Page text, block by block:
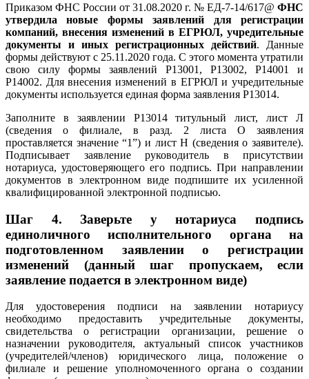
Приказом ФНС России от 31.08.2020 г. № ЕД-7-14/617@ ФНС
утвердила новые формы заявлений для регистрации
компаний, внесения изменений в ЕГРЮЛ, учредительные
документы и иных регистрационных действий. Данные
формы действуют с 25.11.2020 года. С этого момента утратили
свою силу формы заявлений Р13001, Р13002, Р14001 и
Р14002. Для внесения изменений в ЕГРЮЛ и учредительные
документы используется единая форма заявления Р13014.
Заполните в заявлении Р13014 титульный лист, лист Л
(сведения о филиале, в разд. 2 листа О заявления
проставляется значение “1”) и лист Н (сведения о заявителе).
Подписывает заявление руководитель в присутствии
нотариуса, удостоверяющего его подпись. При направлении
документов в электронном виде подпишите их усиленной
квалифицированной электронной подписью.
Шаг 4.Заверьте у нотариуса подпись
единоличного исполнительного органа на
подготовленном заявлении о регистрации
изменений (данный шаг пропускаем, если
заявление подается в электронном виде)
Для удостоверения подписи на заявлении нотариусу
необходимо предоставить учредительные документы,
свидетельства о регистрации организации, решение о
назначении руководителя, актуальный список участников
(учредителей/членов) юридического лица, положение о
филиале и решение уполномоченного органа о создании